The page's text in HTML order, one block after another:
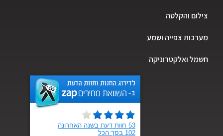
והקלטה
צפייה ושמע
ואלקטרוניקה